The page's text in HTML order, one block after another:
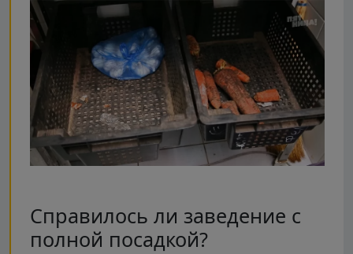
Справилось ли заведение с
полной посадкой?